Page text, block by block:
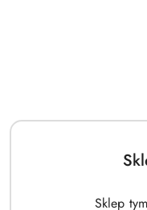
Sklep